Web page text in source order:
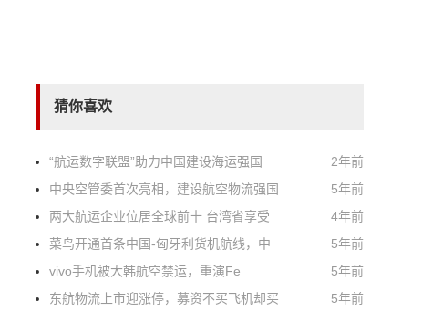
猜你喜欢
“航运数字联盟”助力中国建设海运强国
2年前
中央空管委首次亮相，建设航空物流强国
5年前
两大航运企业位居全球前十 台湾省享受
4年前
菜鸟开通首条中国-匈牙利货机航线，中
5年前
vivo手机被大韩航空禁运，重演Fe
5年前
东航物流上市迎涨停，募资不买飞机却买
5年前